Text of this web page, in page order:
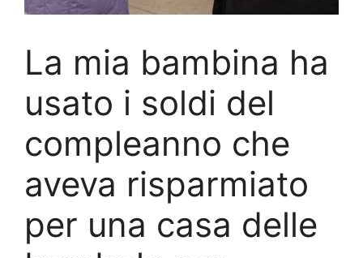
La mia bambina ha
usato i soldi del
compleanno che
aveva risparmiato
per una casa delle